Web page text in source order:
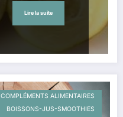
Lire la suite
COMPLÉMENTS ALIMENTAIRES
BOISSONS-JUS-SMOOTHIES